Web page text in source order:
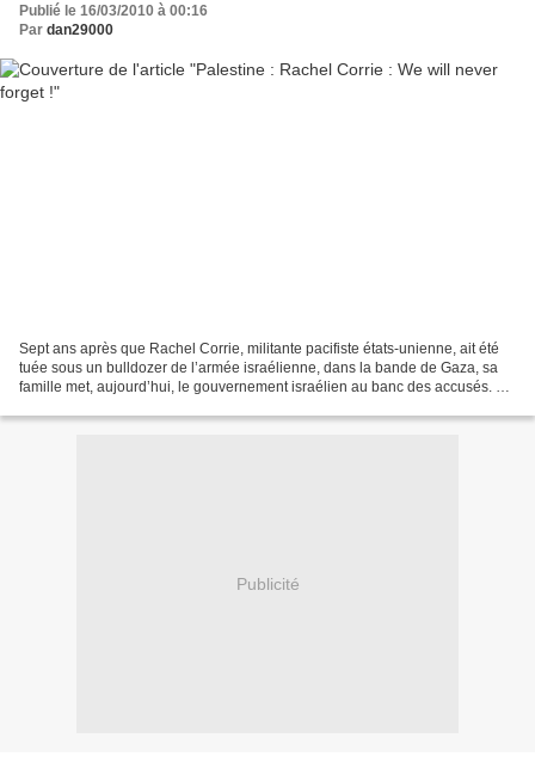
Publié le 16/03/2010 à 00:16
Par dan29000
Sept ans après que Rachel Corrie, militante pacifiste états-unienne, ait été
tuée sous un bulldozer de l’armée israélienne, dans la bande de Gaza, sa
famille met, aujourd’hui, le gouvernement israélien au banc des accusés. Un
Publicité